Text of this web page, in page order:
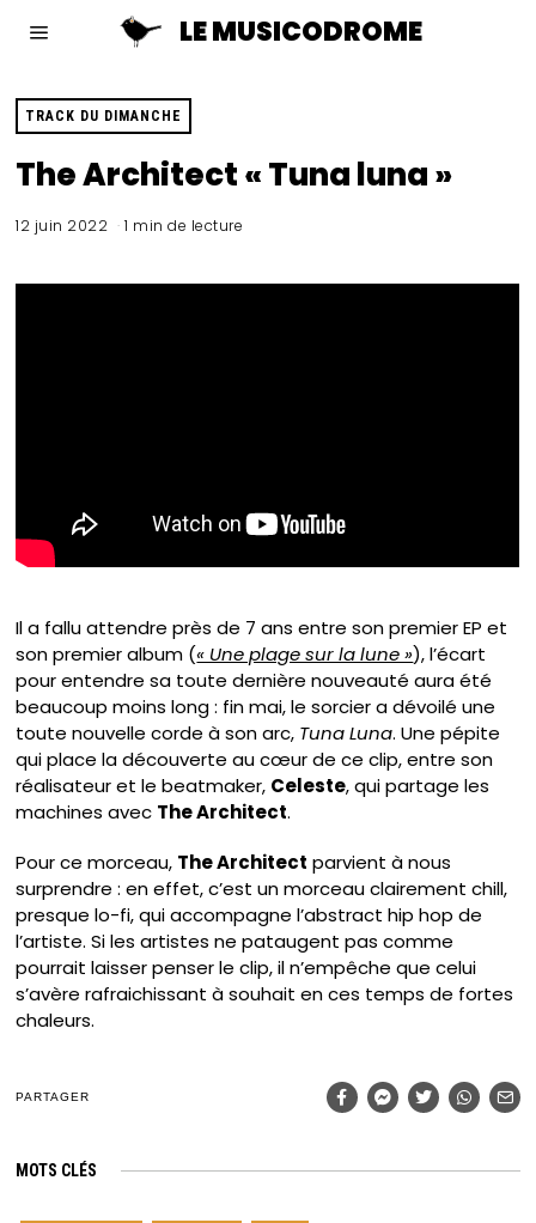
LE MUSICODROME
TRACK DU DIMANCHE
The Architect « Tuna luna »
12 juin 2022 1 min de lecture
Il a fallu attendre près de 7 ans entre son premier EP et
son premier album (« Une plage sur la lune »), l’écart
pour entendre sa toute dernière nouveauté aura été
beaucoup moins long : fin mai, le sorcier a dévoilé une
toute nouvelle corde à son arc, Tuna Luna. Une pépite
qui place la découverte au cœur de ce clip, entre son
réalisateur et le beatmaker, Celeste, qui partage les
machines avec The Architect.
Pour ce morceau, The Architect parvient à nous
surprendre : en effet, c’est un morceau clairement chill,
presque lo-fi, qui accompagne l’abstract hip hop de
l’artiste. Si les artistes ne pataugent pas comme
pourrait laisser penser le clip, il n’empêche que celui
s’avère rafraichissant à souhait en ces temps de fortes
chaleurs.
PARTAGER
MOTS CLÉS